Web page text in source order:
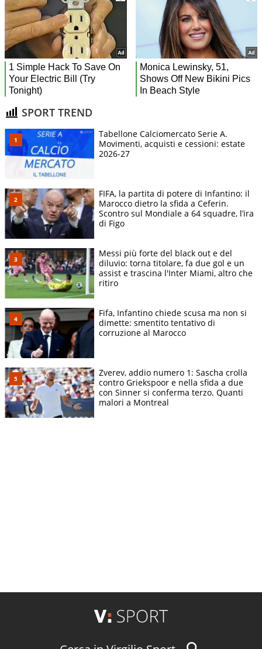
SPORT TREND
Tabellone Calciomercato Serie A.
Movimenti, acquisti e cessioni: estate
2026-27
FIFA, la partita di potere di Infantino: il
Marocco dietro la sfida a Ceferin.
Scontro sul Mondiale a 64 squadre, l’ira
di Figo
Messi più forte del black out e del
diluvio: torna titolare, fa due gol e un
assist e trascina l'Inter Miami, altro che
ritiro
Fifa, Infantino chiede scusa ma non si
dimette: smentito tentativo di
corruzione al Marocco
Zverev, addio numero 1: Sascha crolla
contro Griekspoor e nella sfida a due
con Sinner si conferma terzo. Quanti
malori a Montreal